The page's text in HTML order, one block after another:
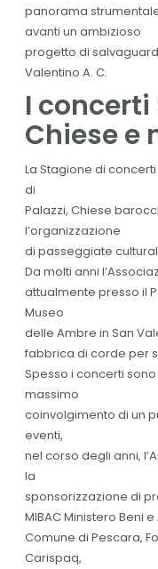
panorama
avanti un ambizioso
progetto di
Valentino A. C.
I concerti
Chiese e
La Stagione di
di
Palazzi, Chiese
l’organizzazione
di passeggiate
Da molti anni
attualmente presso il
Museo
delle Ambre in San
fabbrica di corde per
Spesso i concerti
massimo
coinvolgimento di un
eventi,
nel corso degli anni,
la
sponsorizzazione di
MIBAC Ministero Beni
Comune di Pescara,
Carispaq,